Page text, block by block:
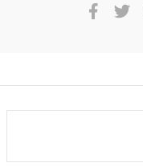
Shimano Sienna